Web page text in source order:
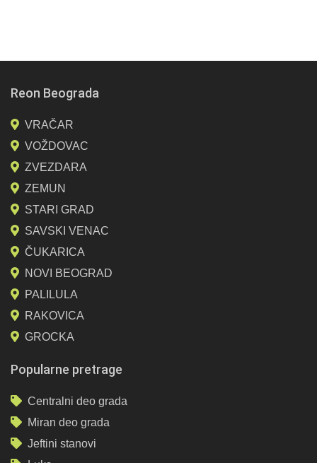
Reon Beograda
VRAČAR
VOŽDOVAC
ZVEZDARA
ZEMUN
STARI GRAD
SAVSKI VENAC
ČUKARICA
NOVI BEOGRAD
PALILULA
RAKOVICA
GROCKA
Popularne pretrage
Centralni deo grada
Miran deo grada
Jeftini stanovi